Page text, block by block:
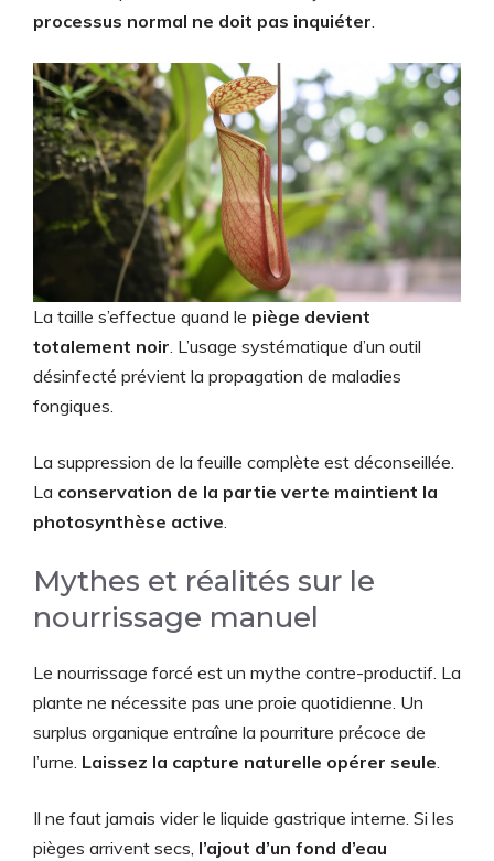
processus normal ne doit pas inquiéter.
La taille s’effectue quand le piège devient
totalement noir . L’usage systématique d’un outil
désinfecté prévient la propagation de maladies
fongiques.
La suppression de la feuille complète est déconseillée.
La conservation de la partie verte maintient la
photosynthèse active
Mythes et réalités sur le
nourrissage manuel
Le nourrissage forcé est un mythe contre-productif. La
plante ne nécessite pas une proie quotidienne. Un
surplus organique entraîne la pourriture précoce de
l’urne. Laissez la capture naturelle opérer seule
Il ne faut jamais vider le liquide gastrique interne. Si les
pièges arrivent secs, l’ajout d’un fond d’eau